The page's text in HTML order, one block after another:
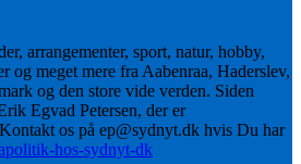
arrangementer, sport, natur, hobby,
og meget mere fra Aabenraa, Haderslev,
og den store vide verden. Siden
Egvad Petersen, der er
os på ep@sydnyt.dk hvis Du har
hos-sydnyt-dk